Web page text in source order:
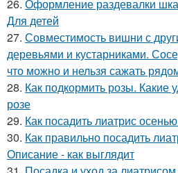
26. Оформление раздевалки
Для детей
27. Совместимость вишни с
деревьями и кустарниками.
что можно и нельзя сажать
28. Как подкормить розы. Какие
розе
29. Как посадить лиатрис
30. Как правильно посадить
Описание - как выглядит